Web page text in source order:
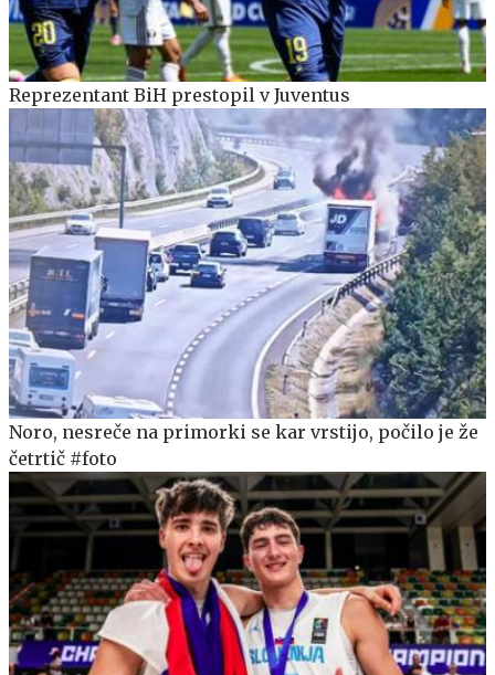
Reprezentant BiH prestopil v Juventus
Noro, nesreče na primorki se kar vrstijo, počilo je že
četrtič #foto